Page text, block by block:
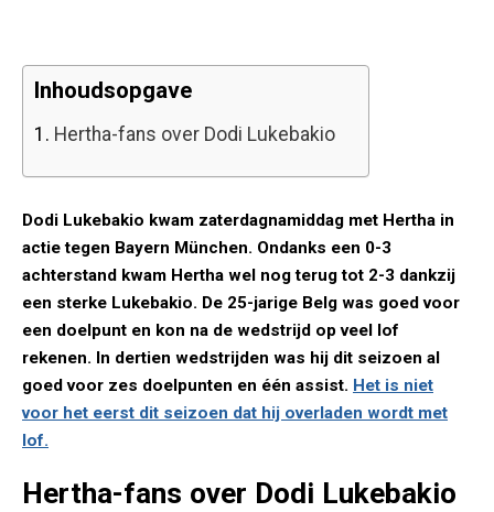
Inhoudsopgave
1. Hertha-fans over Dodi Lukebakio
Dodi Lukebakio kwam zaterdagnamiddag met Hertha in
actie tegen Bayern München. Ondanks een 0-3
achterstand kwam Hertha wel nog terug tot 2-3 dankzij
een sterke Lukebakio. De 25-jarige Belg was goed voor
een doelpunt en kon na de wedstrijd op veel lof
rekenen. In dertien wedstrijden was hij dit seizoen al
goed voor zes doelpunten en één assist. Het is niet
voor het eerst dit seizoen dat hij overladen wordt met
lof.
Hertha-fans over Dodi Lukebakio